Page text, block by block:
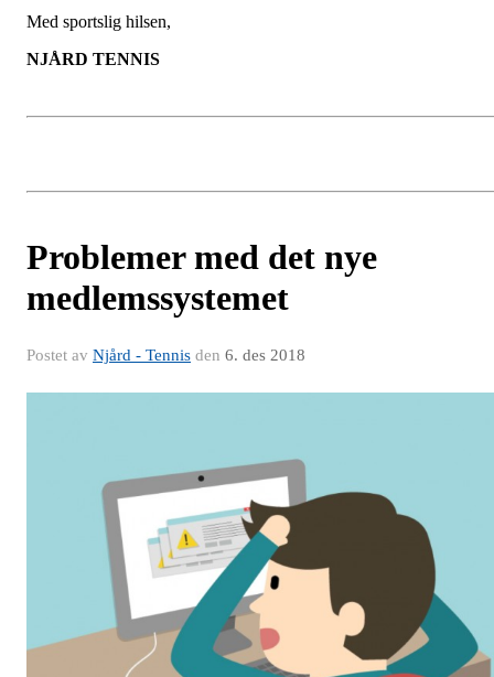
Med sportslig hilsen,
NJÅRD TENNIS
Problemer med det nye
medlemssystemet
Postet av Njård - Tennis den 6. des 2018